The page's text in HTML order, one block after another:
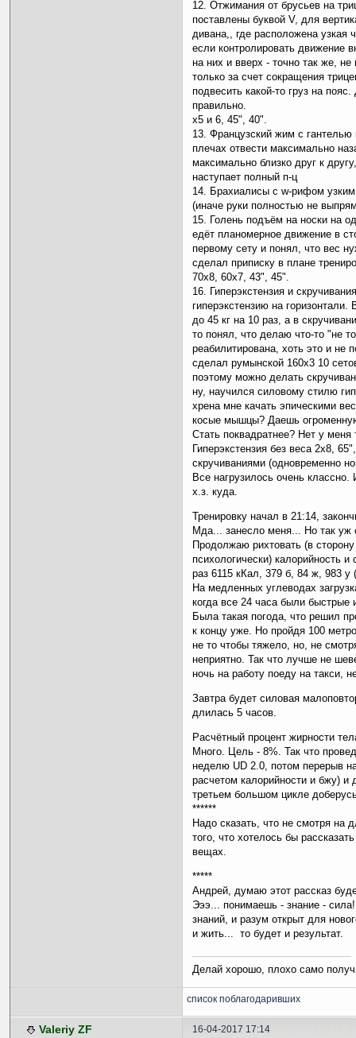
12. Отжимания от брусьев на
поставлены буквой V, для
дивана,, где расположена узкая
если контролировать движение
на них и вверх - точно так же,
только за счет сокращения
подвесить какой-то груз на
правильно.
х5 и 6, 45", 40".
13. Французский жим с
плечах отвести максимально
максимально близко друг к
наступает полный п-ц
14. Брахиалисы с w-рифом
(иначе руки полностью не
15. Голень подъём на носки на
едёт планомерное движение в
первому сету и понял, что вес
сделал приписку в плане
70х8, 60х7, 43", 45".
16. Гиперэкстензия и
гиперэкстензию на
до 45 кг на 10 раз, а в
то понял, что делаю что-то "не
реабилитирована, хоть это и не
сделал румынской 160х3 10
поэтому можно делать
ну, научился силовому стилю
хрена мне качать эпическими
косые мышцы? Даешь
Стать поквадратнее? Нет у
Гиперэкстензия без веса 2х8,
скручиваниями (одновременно
Все нагрузилось очень
х.з. куда.
Тренировку начал в 21:14,
Мда... занесло меня... Но так уж
Продолжаю рихтовать (в
психологически) калорийность и
раз 6115 кКал, 379 б, 84 ж, 983 у
На медленных углеводах
когда все 24 часа были быстрые
Была такая погода, что решил
к концу уже. Но пройдя 100
не то чтобы тяжело, но, не
неприятно. Так что лучше не
ночь на работу поеду на такси,
Завтра будет силовая
длилась 5 часов.
Расчётный процент жирности
Много. Цель - 8%. Так что
неделю UD 2.0, потом перерыв
расчетом калорийности и бжу)
третьем большом цикле
******
Надо сказать, что не смотря на
того, что хотелось бы
вещах.
*****
Андрей, думаю этот рассказ
Эээ... понимаешь - знание -
знаний, и разум открыт для
и жить... то будет и результат.
Делай хорошо, плохо само
список поблагодаривших
Valeriy ZF 16-04-2017 17:14